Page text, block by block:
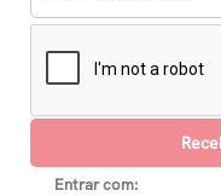
Entrar com: